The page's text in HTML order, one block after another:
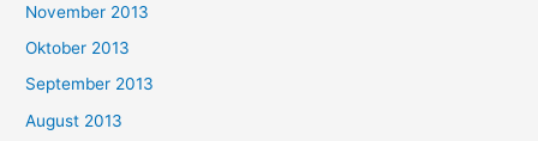
November 2013
Oktober 2013
September 2013
August 2013